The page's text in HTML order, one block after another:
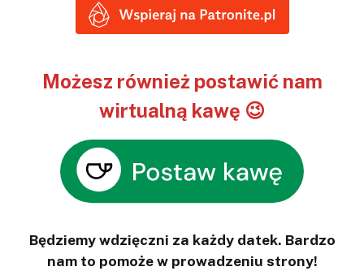
Możesz również postawić nam
wirtualną kawę 😉
Będziemy wdzięczni za każdy datek. Bardzo
nam to pomoże w prowadzeniu strony!